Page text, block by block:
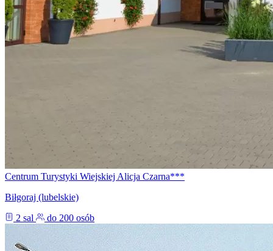
Centrum Turystyki Wiejskiej Alicja Czarna***
Biłgoraj (lubelskie)
2 sal
do 200 osób